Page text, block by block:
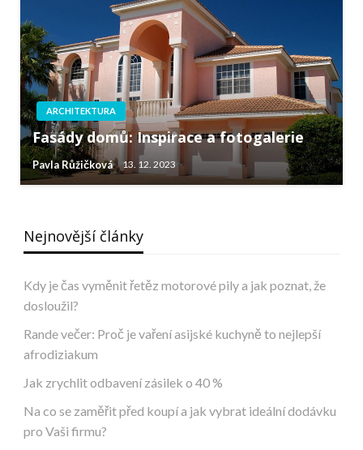
ARCHITEKTURA
Fasády domů: Inspirace a fotogalerie
Pavla Růžičková 13. 12. 2023
Nejnovější články
Kdy je čas vyměnit řetěz motorové pily a jak poznat, že
dosloužil?
Rande večer: Proč je vaření asijské kuchyně to nejlepší
afrodiziakum
Jak zrychlit odbavení zásilek o 40 %
Na co se zaměřit před koupí a jak vybrat ideální dodávku
pro Vaši firmu?